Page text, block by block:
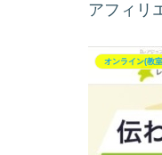
アフィリ
オンライン(教